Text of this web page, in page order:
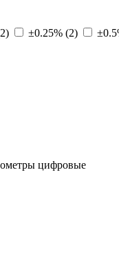
2) ±0.25% (2)
цифровые